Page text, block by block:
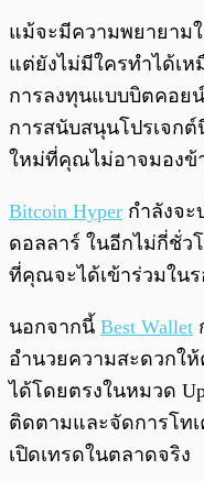
แม้จะมีความพยายาม
แต่ยังไม่มีใครทำได้เห
การลงทุนแบบบิตคอย
การสนับสนุนโปรเจก
ใหม่ที่คุณไม่อาจมองข้
Bitcoin Hyper กำลังจะ
ดอลลาร์ ในอีกไม่กี่ชั่ว
ที่คุณจะได้เข้าร่วมใน
นอกจากนี้ Best Wallet
อำนวยความสะดวกให้
ได้โดยตรงในหมวด
ติดตามและจัดการโทเ
เปิดเทรดในตลาดจริง